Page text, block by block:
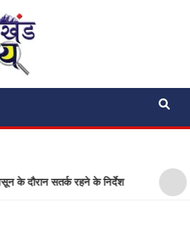
Shakshya
सतर्क रहने के निर्देश